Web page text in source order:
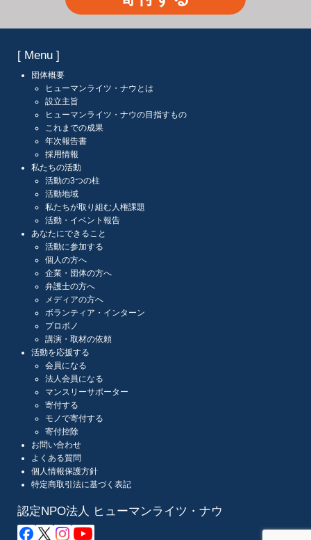
[ Menu ]
団体概要
ヒューマンライツ・ナウとは
設立主旨
ヒューマンライツ・ナウの目指すもの
これまでの成果
年次報告書
採用情報
私たちの活動
活動の3つの柱
活動地域
私たちが取り組む人権課題
活動・イベント報告
あなたにできること
活動に参加する
個人の方へ
企業・団体の方へ
弁護士の方へ
メディアの方へ
ボランティア・インターン
プロボノ
講演・取材の依頼
活動を応援する
会員になる
法人会員になる
マンスリーサポーター
寄付する
モノで寄付する
寄付控除
お問い合わせ
よくある質問
個人情報保護方針
特定商取引法に基づく表記
認定NPO法人 ヒューマンライツ・ナウ